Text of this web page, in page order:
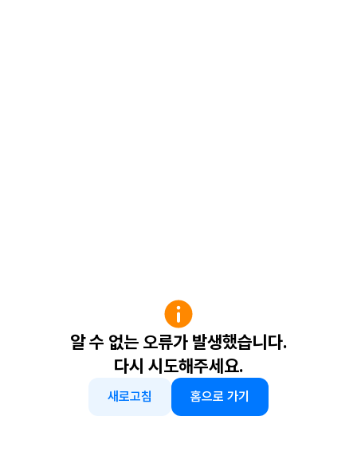
알 수 없는 오류가 발생했습니다.
다시 시도해주세요.
새로고침 홈으로 가기